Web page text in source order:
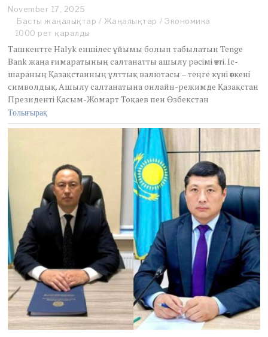
November 17, 2025
e
c
m
b
e
r
1
2
Басты жаңалықтар / Жаңалықтар / Экономика
1000 рет қаралды
Ташкентте Halyk еншілес ұйымы болып табылатын Tenge
Bank жаңа ғимаратының салтанатты ашылу рәсімі өтті. Іс-
шараның Қазақстанның ұлттық валютасы – теңге күні өткені
символдық. Ашылу салтанатына онлайн-режимде Қазақстан
Президенті Қасым-Жомарт Тоқаев пен Өзбекстан
Толығырақ